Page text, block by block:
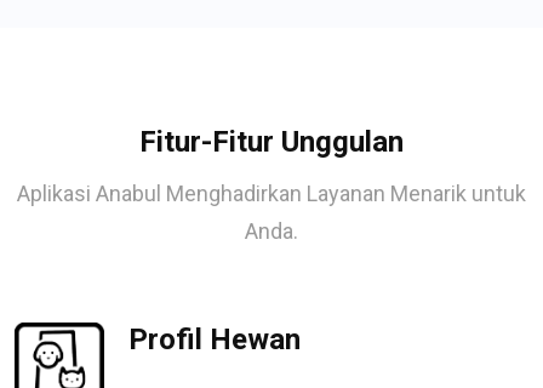
Fitur-Fitur Unggulan
Aplikasi Anabul Menghadirkan Layanan Menarik untuk
Anda.
Profil Hewan